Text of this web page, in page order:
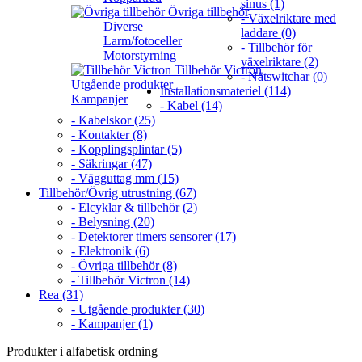
Övriga tillbehör
Diverse
Larm/fotoceller
Motorstyrning
Tillbehör Victron
Utgående produkter
Kampanjer
sinus (1)
- Växelriktare med
laddare (0)
- Tillbehör för
växelriktare (2)
- Nätswitchar (0)
Installationsmateriel (114)
- Kabel (14)
- Kabelskor (25)
- Kontakter (8)
- Kopplingsplintar (5)
- Säkringar (47)
- Vägguttag mm (15)
Tillbehör/Övrig utrustning (67)
- Elcyklar & tillbehör (2)
- Belysning (20)
- Detektorer timers sensorer (17)
- Elektronik (6)
- Övriga tillbehör (8)
- Tillbehör Victron (14)
Rea (31)
- Utgående produkter (30)
- Kampanjer (1)
Produkter i alfabetisk ordning